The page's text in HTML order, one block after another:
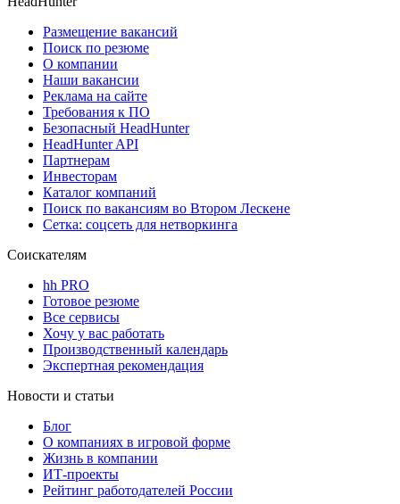
Размещение вакансий
Поиск по резюме
О компании
Наши вакансии
Реклама на сайте
Требования к ПО
Безопасный HeadHunter
HeadHunter API
Партнерам
Инвесторам
Каталог компаний
Поиск по вакансиям во Втором Лескене
Сетка: соцсеть для нетворкинга
Соискателям
hh PRO
Готовое резюме
Все сервисы
Хочу у вас работать
Производственный календарь
Экспертная рекомендация
Новости и статьи
Блог
О компаниях в игровой форме
Жизнь в компании
ИТ-проекты
Рейтинг работодателей России